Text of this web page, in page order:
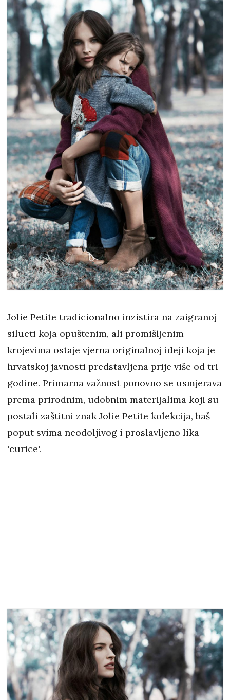
Jolie Petite tradicionalno inzistira na zaigranoj
silueti koja opuštenim, ali promišljenim
krojevima ostaje vjerna originalnoj ideji koja je
hrvatskoj javnosti predstavljena prije više od tri
godine. Primarna važnost ponovno se usmjerava
prema prirodnim, udobnim materijalima koji su
postali zaštitni znak Jolie Petite kolekcija, baš
poput svima neodoljivog i proslavljeno lika
'curice'.